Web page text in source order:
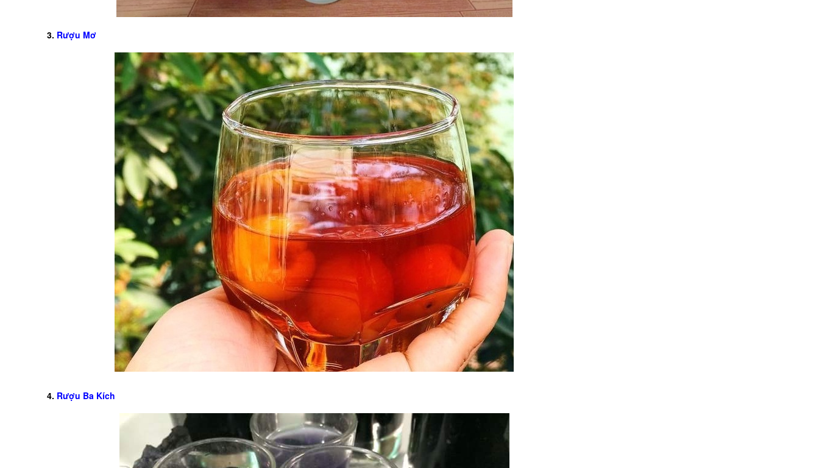
3. Rượu Mơ
4. Rượu Ba Kích